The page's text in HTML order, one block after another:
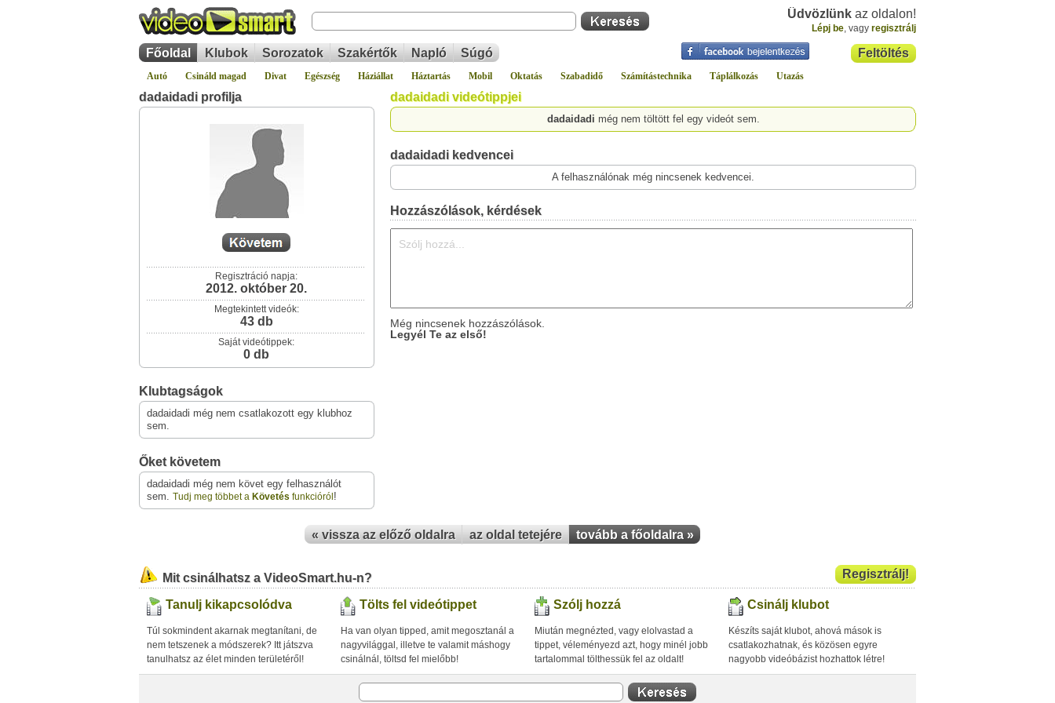
Üdvözlünk az oldalon!
Lépj be, vagy regisztrálj
Feltöltés
Főoldal Klubok Sorozatok Szakértők Napló Súgó
Autó Csináld magad Divat Egészség Háziállat Háztartás Mobil Oktatás Szabadidő Számítástechnika Táplálkozás Utazás
dadaidadi profilja
Regisztráció napja:
2012. október 20.
Megtekintett videók:
43 db
Saját videótippek:
0 db
Klubtagságok
dadaidadi még nem csatlakozott egy klubhoz
sem.
Őket követem
dadaidadi még nem követ egy felhasználót
sem. Tudj meg többet a Követés funkcióról !
dadaidadi videótippjei
dadaidadi még nem töltött fel egy videót sem.
dadaidadi kedvencei
A felhasználónak még nincsenek kedvencei.
Hozzászólások, kérdések
Még nincsenek hozzászólások.
Legyél Te az első!
« vissza az előző oldalra az oldal tetejére tovább a főoldalra »
Regisztrálj!
Mit csinálhatsz a VideoSmart.hu-n?
Tanulj kikapcsolódva
Túl sokmindent akarnak megtanítani, de
nem tetszenek a módszerek? Itt játszva
tanulhatsz az élet minden területéről!
Tölts fel videótippet
Ha van olyan tipped, amit megosztanál a
nagyvilággal, illetve te valamit máshogy
csinálnál, töltsd fel mielőbb!
Szólj hozzá
Miután megnézted, vagy elolvastad a
tippet, véleményezd azt, hogy minél jobb
tartalommal tölthessük fel az oldalt!
Csinálj klubot
Készíts saját klubot, ahová mások is
csatlakozhatnak, és közösen egyre
nagyobb videóbázist hozhattok létre!